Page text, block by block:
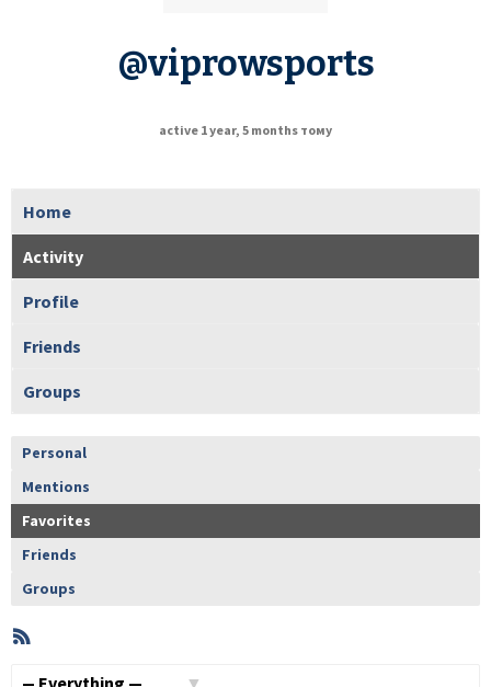
@viprowsports
active 1 year, 5 months тому
Home
Activity
Profile
Friends
Groups
Personal
Mentions
Favorites
Friends
Groups
Member